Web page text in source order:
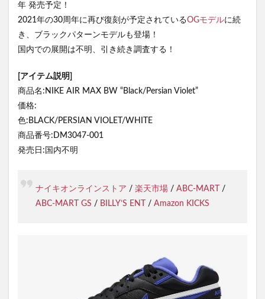
年 発売予定！
2021年の30周年に再び復刻が予定されているOGモデルに続
き、ブラックパターンモデルも登場！
国内での展開は不明、引き続き調査する！
[アイテム説明]
商品名:NIKE AIR MAX BW “Black/Persian Violet”
価格:
色:BLACK/PERSIAN VIOLET/WHITE
商品番号:DM3047-001
発売日:国内不明
ナイキオンラインストア / 楽天市場 / ABC-MART
/
ABC-MART GS / BILLY’S ENT / Amazon KICKS